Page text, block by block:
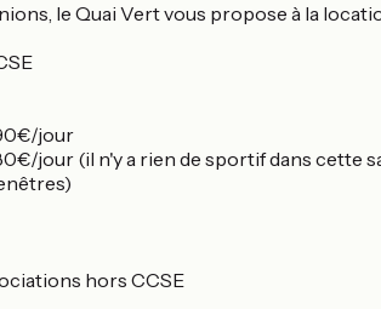
le Quai Vert vous propose à la
jour
jour (il n'y a rien de sportif dans cette
hors CCSE